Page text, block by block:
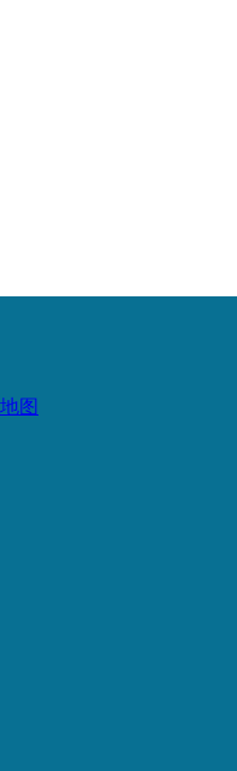
图